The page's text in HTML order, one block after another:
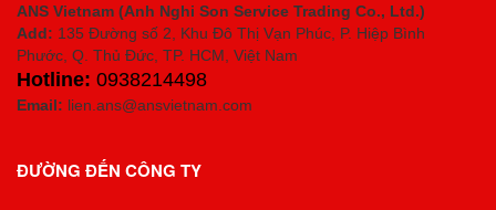
ANS Vietnam (Anh Nghi Son Service Trading Co., Ltd.)
Add: 135 Đường số 2, Khu Đô Thị Vạn Phúc, P. Hiệp Bình
Phước, Q. Thủ Đức, TP. HCM , Việt Nam
Hotline: 0938214498
Email: lien.ans@ansvietnam.com
ĐƯỜNG ĐẾN CÔNG TY